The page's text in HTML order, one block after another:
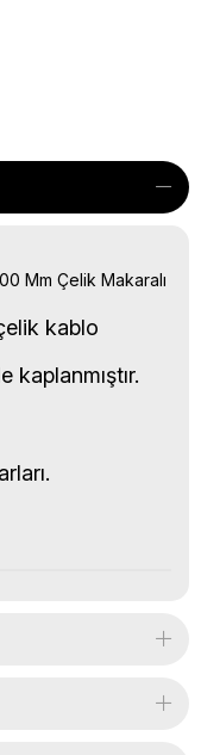
Mm Çelik Makaralı
kablo
kaplanmıştır.